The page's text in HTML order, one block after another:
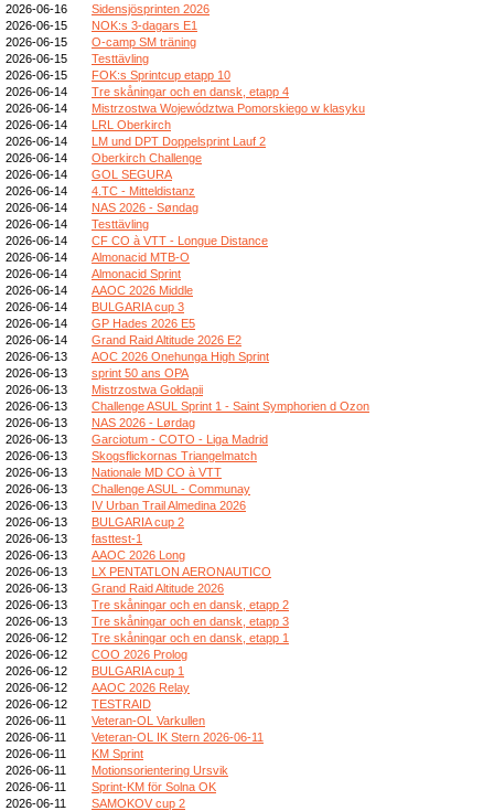
2026-06-16
Sidensjösprinten 2026
2026-06-15
NOK:s 3-dagars E1
2026-06-15
O-camp SM träning
2026-06-15
Testtävling
2026-06-15
FOK:s Sprintcup etapp 10
2026-06-14
Tre skåningar och en dansk, etapp 4
2026-06-14
Mistrzostwa Województwa Pomorskiego w klasyku
2026-06-14
LRL Oberkirch
2026-06-14
LM und DPT Doppelsprint Lauf 2
2026-06-14
Oberkirch Challenge
2026-06-14
GOL SEGURA
2026-06-14
4.TC - Mitteldistanz
2026-06-14
NAS 2026 - Søndag
2026-06-14
Testtävling
2026-06-14
CF CO à VTT - Longue Distance
2026-06-14
Almonacid MTB-O
2026-06-14
Almonacid Sprint
2026-06-14
AAOC 2026 Middle
2026-06-14
BULGARIA cup 3
2026-06-14
GP Hades 2026 E5
2026-06-14
Grand Raid Altitude 2026 E2
2026-06-13
AOC 2026 Onehunga High Sprint
2026-06-13
sprint 50 ans OPA
2026-06-13
Mistrzostwa Gołdapii
2026-06-13
Challenge ASUL Sprint 1 - Saint Symphorien d Ozon
2026-06-13
NAS 2026 - Lørdag
2026-06-13
Garciotum - COTO - Liga Madrid
2026-06-13
Skogsflickornas Triangelmatch
2026-06-13
Nationale MD CO à VTT
2026-06-13
Challenge ASUL - Communay
2026-06-13
IV Urban Trail Almedina 2026
2026-06-13
BULGARIA cup 2
2026-06-13
fasttest-1
2026-06-13
AAOC 2026 Long
2026-06-13
LX PENTATLON AERONAUTICO
2026-06-13
Grand Raid Altitude 2026
2026-06-13
Tre skåningar och en dansk, etapp 2
2026-06-13
Tre skåningar och en dansk, etapp 3
2026-06-12
Tre skåningar och en dansk, etapp 1
2026-06-12
COO 2026 Prolog
2026-06-12
BULGARIA cup 1
2026-06-12
AAOC 2026 Relay
2026-06-12
TESTRAID
2026-06-11
Veteran-OL Varkullen
2026-06-11
Veteran-OL IK Stern 2026-06-11
2026-06-11
KM Sprint
2026-06-11
Motionsorientering Ursvik
2026-06-11
Sprint-KM för Solna OK
2026-06-11
SAMOKOV cup 2